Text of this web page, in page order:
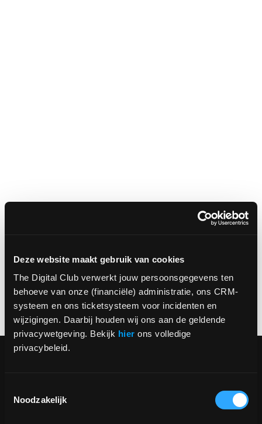
Deze website maakt gebruik van cookies
The Digital Club verwerkt jouw persoonsgegevens ten
behoeve van onze (financiële) administratie, ons CRM-
systeem en ons ticketsysteem voor incidenten en
wijzigingen. Daarbij houden wij ons aan de geldende
privacywetgeving. Bekijk hier ons volledige
privacybeleid.
Noodzakelijk